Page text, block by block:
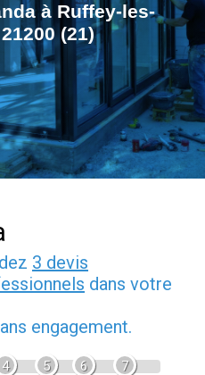
à Ruffey-les-
(21)
3 devis
dans votre
engagement.
4 5 6 7